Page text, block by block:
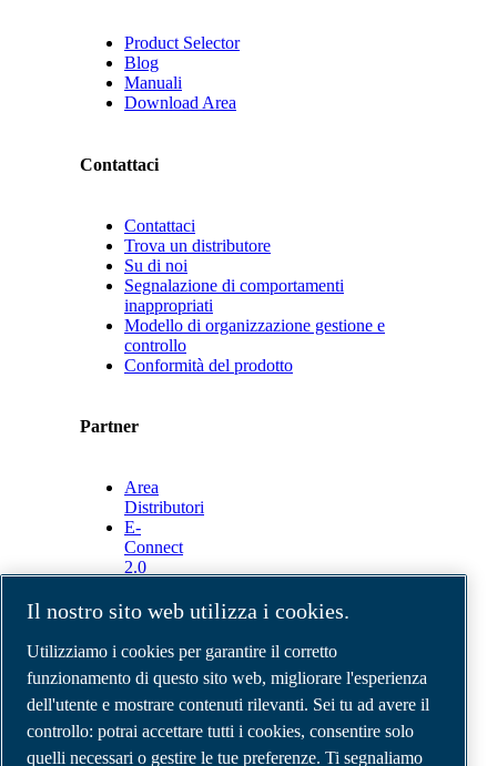
Product Selector
Blog
Manuali
Download Area
Contattaci
Contattaci
Trova un distributore
Su di noi
Segnalazione di comportamenti
inappropriati
Modello di organizzazione gestione e
controllo
Conformità del prodotto
Partner
Area
Distributori
E-
Connect
2.0
Portal
Media
Gallery
©2026 Compressori d'aria ABAC
Note legali e privacy
Modulo resi
Il nostro sito web utilizza i cookies.
Utilizziamo i cookies per garantire il corretto
funzionamento di questo sito web, migliorare l'esperienza
dell'utente e mostrare contenuti rilevanti. Sei tu ad avere il
controllo: potrai accettare tutti i cookies, consentire solo
quelli necessari o gestire le tue preferenze. Ti segnaliamo